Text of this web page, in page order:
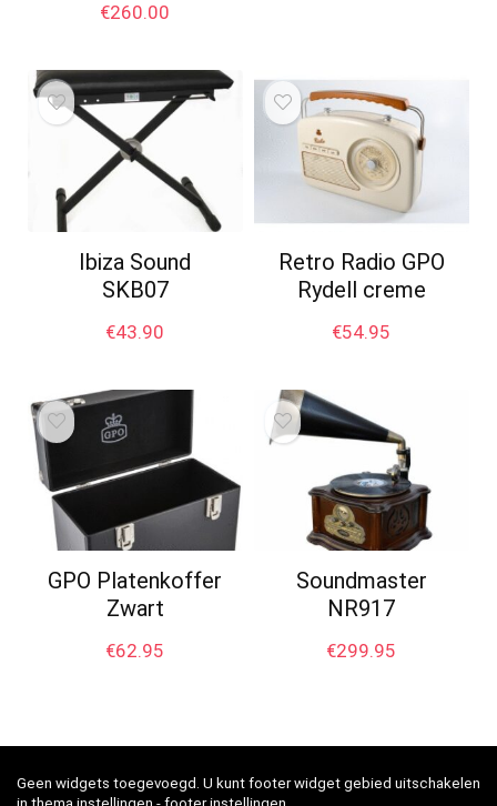
€260.00
Ibiza Sound
SKB07
€43.90
Retro Radio GPO
Rydell creme
€54.95
GPO Platenkoffer
Zwart
€62.95
Soundmaster
NR917
€299.95
Geen widgets toegevoegd. U kunt footer widget gebied uitschakelen